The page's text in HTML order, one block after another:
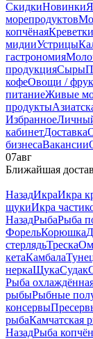
СкидкиНовинки
морепродуктов
копчёнаяКреветки
мидииУстрицы
гастрономия
продукцияСыры
кофеОвощи /
питаниеЖивые
продукты
Избранное
кабинетДоставка
бизнесаВакансии
07авг
Ближайшая
НазадИкраИкра
щукиИкра
НазадРыбаРыба
ФорельКорюшка
стерлядьТреска
кетаКамбала
неркаЩукаСудак
Рыба
рыбыРыбные
консервы
рыбаКамчатская
НазадРыба